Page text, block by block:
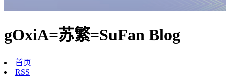
gOxiA=苏繁=SuFan Blog
首页
RSS